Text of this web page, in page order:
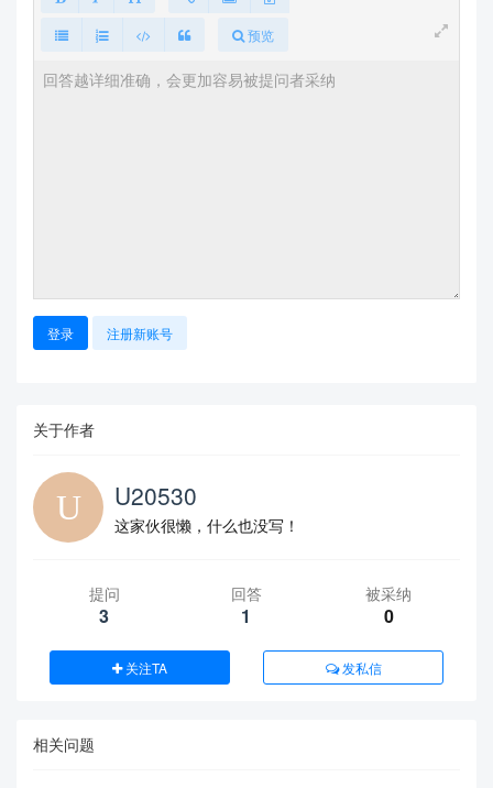
预览
登录 注册新账号
关于作者
U20530
这家伙很懒，什么也没写！
提问
3
回答
1
被采纳
0
关注TA 发私信
相关问题